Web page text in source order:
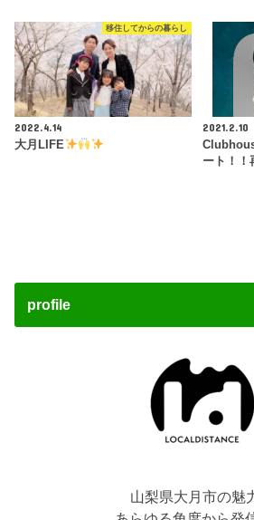
移住してからの暮らし
2022.4.14
大月LIFE
2021.2.10
ート！
profile
山梨県大月市の魅